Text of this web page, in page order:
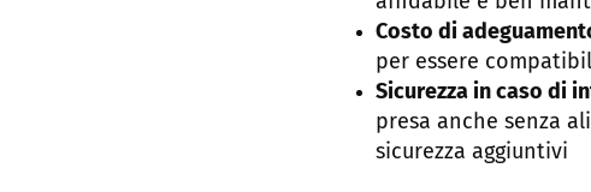
Costo di
per essere
Sicurezza in caso di
presa anche senza
sicurezza aggiuntivi